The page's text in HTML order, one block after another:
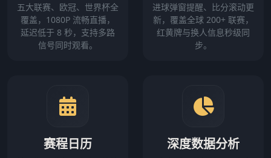
五大联赛、欧冠、世界杯全
覆盖，1080P 流畅直播，
延迟低于 8 秒，支持多路
信号同时观看。
进球弹窗提醒、比分滚动更
新，覆盖全球 200+ 联赛，
红黄牌与换人信息秒级同
步。
赛程日历 深度数据分析